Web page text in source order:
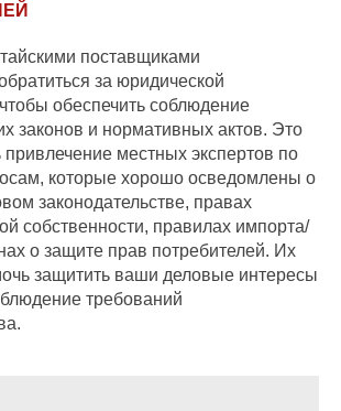
поставщиками
за юридической
обеспечить соблюдение
законов и нормативных актов. Это
местных экспертов по
которые хорошо осведомлены о
законодательстве, правах
собственности, правилах импорта/
о защите прав потребителей. Их
защитить ваши деловые интересы
требований